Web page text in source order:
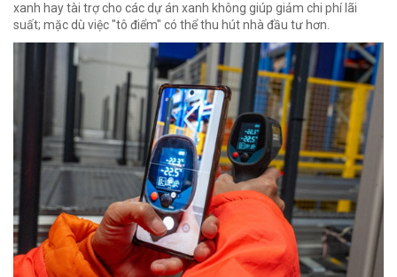
xanh hay tài trợ cho các dự án xanh không giúp giảm chi phí lãi
suất; mặc dù việc "tô điểm" có thể thu hút nhà đầu tư hơn.